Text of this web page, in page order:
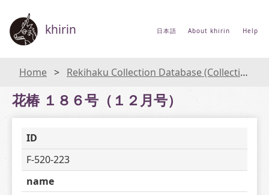
khirin 日本語 About khirin Help
Home Rekihaku Collection Database (Collections Database of the National Museum of Japanese History)
花椿 １８６号（１２月号）
ID
F-520-223
name